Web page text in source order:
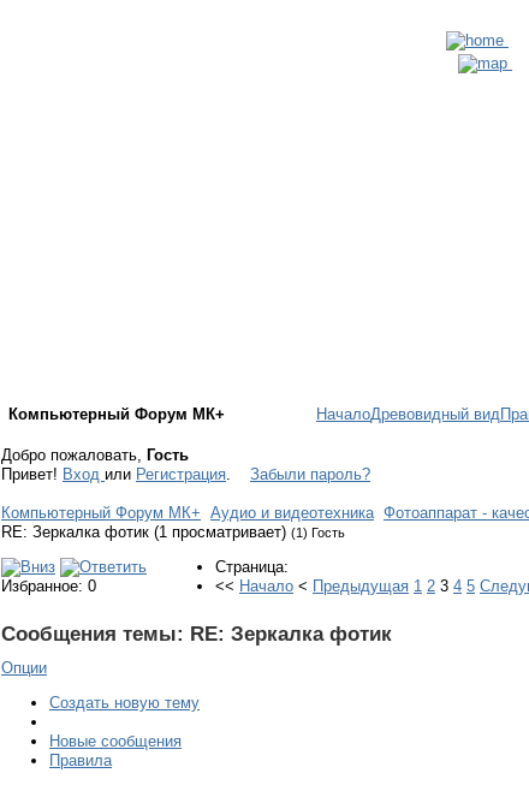
Компьютерный Форум МК+ НачалоДревовидный вид
Добро пожаловать, Гость
Привет! Вход или Регистрация. Забыли пароль?
Компьютерный Форум МК+ Аудио и видеотехника Фотоаппарат -
RE: Зеркалка фотик (1 просматривает) (1) Гость
Избранное: 0
Страница:
<< Начало < Предыдущая 1 2 3 4 5
Сообщения темы: RE: Зеркалка фотик
Опции
Создать новую тему
Новые сообщения
Правила